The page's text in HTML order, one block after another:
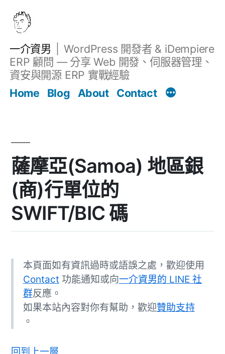
一介資男
WordPress 開發者 & iDempiere
ERP 顧問 — 分享 Web 開發、伺服器管理、
資安與開源 ERP 實戰經驗
Home
Blog About Contact
薩摩亞(Samoa) 地區銀
(商)行單位的
SWIFT/BIC 碼
本頁面如有資訊過時或語誤之處，歡迎使用
Contact 功能通知或向一介資男的 LINE 社
群反應。
如果本站內容對你有幫助，歡迎贊助支持
。
回到上一層
文章 Filter